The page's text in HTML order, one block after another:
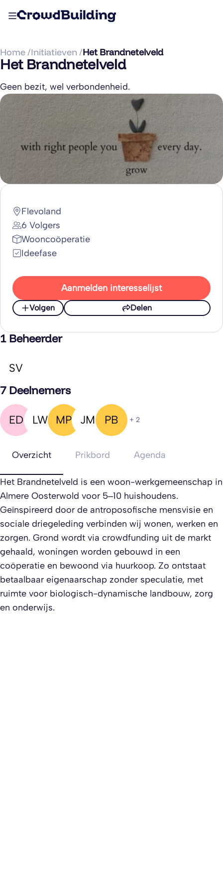
Home /Initiatieven /Het Brandnetelveld
Het Brandnetelveld
Geen bezit, wel verbondenheid.
Flevoland
6 Volgers
Wooncoöperatie
Ideefase
Aanmelden interesselijst
Volgen Delen
1 Beheerder
SV
7 Deelnemers
ED LW MP JM PB + 2
Overzicht Prikbord Agenda
Het Brandnetelveld is een woon-werkgemeenschap in
Almere Oosterwold voor 5–10 huishoudens.
Geïnspireerd door de antroposofische mensvisie en
sociale driegeleding verbinden wij wonen, werken en
zorgen. Grond wordt via crowdfunding uit de markt
gehaald, woningen worden gebouwd in een
coöperatie en bewoond via huurkoop. Zo ontstaat
betaalbaar eigenaarschap zonder speculatie, met
ruimte voor biologisch-dynamische landbouw, zorg
en onderwijs.